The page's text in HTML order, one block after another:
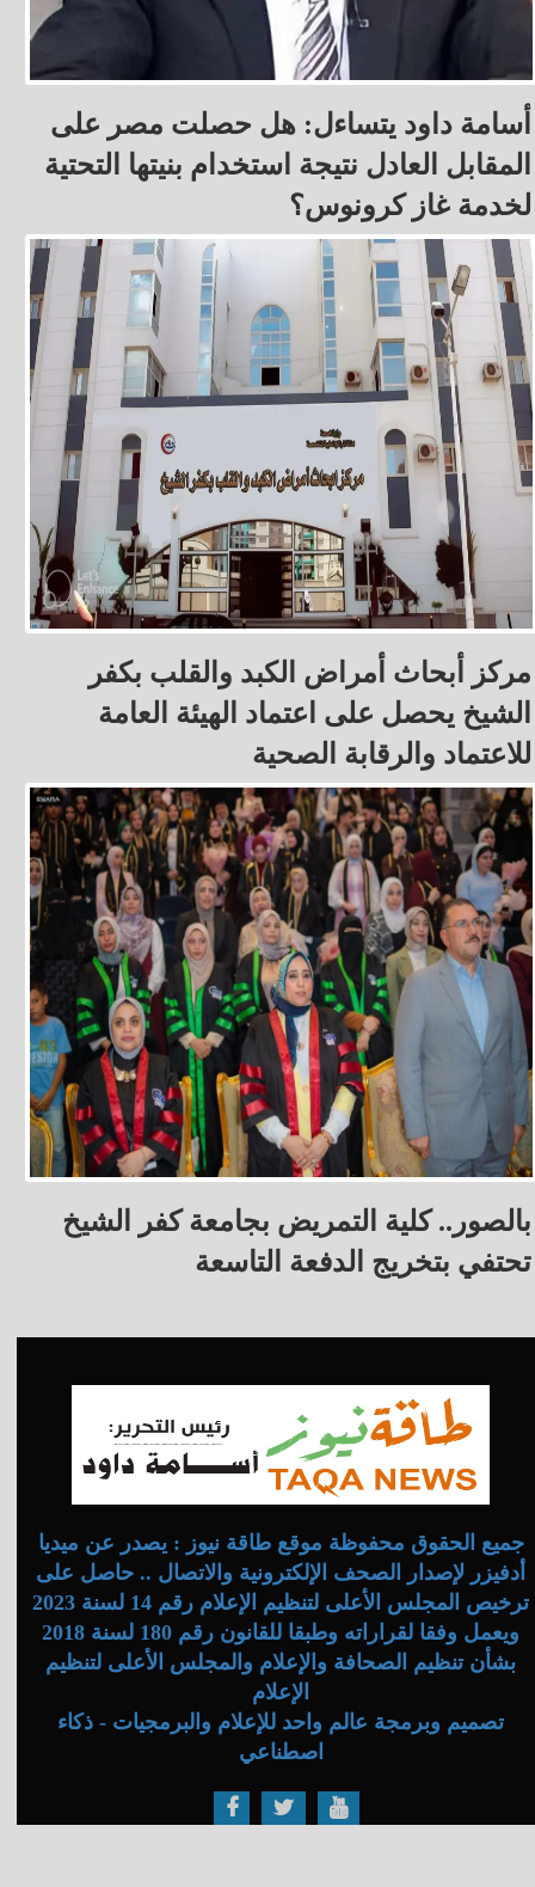
أسامة داود يتساءل: هل حصلت مصر على
المقابل العادل نتيجة استخدام بنيتها التحتية
لخدمة غاز كرونوس؟
مركز أبحاث أمراض الكبد والقلب بكفر
الشيخ يحصل على اعتماد الهيئة العامة
للاعتماد والرقابة الصحية
بالصور.. كلية التمريض بجامعة كفر الشيخ
تحتفي بتخريج الدفعة التاسعة
جميع الحقوق محفوظة موقع طاقة نيوز : يصدر عن ميديا
أدفيزر لإصدار الصحف الإلكترونية والاتصال .. حاصل على
ترخيص المجلس الأعلى لتنظيم الإعلام رقم 14 لسنة 2023
ويعمل وفقا لقراراته وطبقا للقانون رقم 180 لسنة 2018
بشأن تنظيم الصحافة والإعلام والمجلس الأعلى لتنظيم
الإعلام
تصميم وبرمجة عالم واحد للإعلام والبرمجيات - ذكاء
اصطناعي